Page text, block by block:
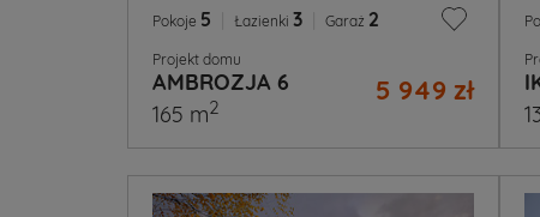
Pokoje 5 Łazienki 3 Garaż 2
Projekt domu
AMBROZJA 6 5 949 zł
165 m2